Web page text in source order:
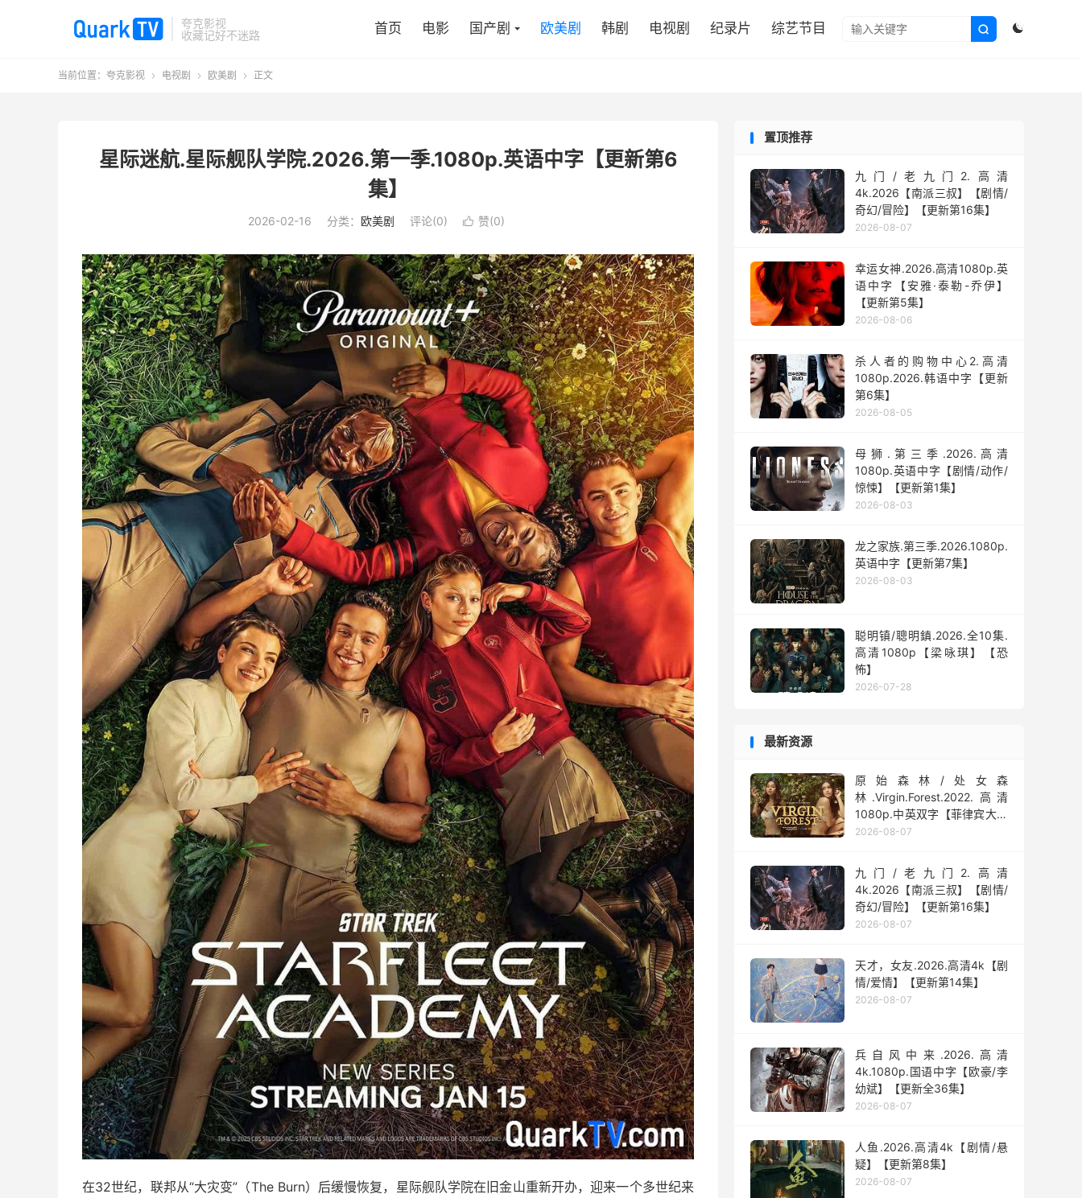
夸克影视
收藏记好不迷路


首页 电影 国产剧 欧美剧 韩剧 电视剧 纪录片 综艺节目
当前位置： 夸克影视  电视剧  欧美剧  正文
星际迷航.星际舰队学院.2026.第一季.1080p.英语中字【更新第6
集】
2026-02-16 分类： 欧美剧 评论(0)  赞(0)
在32世纪，联邦从“大灾变”（The Burn）后缓慢恢复，星际舰队学院在旧金山重新开办，迎来一个多世纪来
置顶推荐
九门/老九门2.高清
4k.2026【南派三叔】【剧情/
奇幻/冒险】【更新第16集】
2026-08-07
幸运女神.2026.高清1080p.英
语中字【安雅·泰勒-乔伊】
【更新第5集】
2026-08-06
杀人者的购物中心2.高清
1080p.2026.韩语中字【更新
第6集】
2026-08-05
母狮.第三季.2026.高清
1080p.英语中字【剧情/动作/
惊悚】【更新第1集】
2026-08-03
龙之家族.第三季.2026.1080p.
英语中字【更新第7集】
2026-08-03
聪明镇/聰明鎮.2026.全10集.
高清1080p【梁咏琪】【恐
怖】
2026-07-28
最新资源
原始森林/处女森
林.Virgin.Forest.2022.高清
1080p.中英双字【菲律宾大尺
度】
2026-08-07
九门/老九门2.高清
4k.2026【南派三叔】【剧情/
奇幻/冒险】【更新第16集】
2026-08-07
天才，女友.2026.高清4k【剧
情/爱情】【更新第14集】
2026-08-07
兵自风中来‎.2026.高清
4k.1080p.国语中字【欧豪/李
幼斌】【更新全36集】
2026-08-07
人鱼.2026.高清4k【剧情/悬
疑】【更新第8集】
2026-08-07